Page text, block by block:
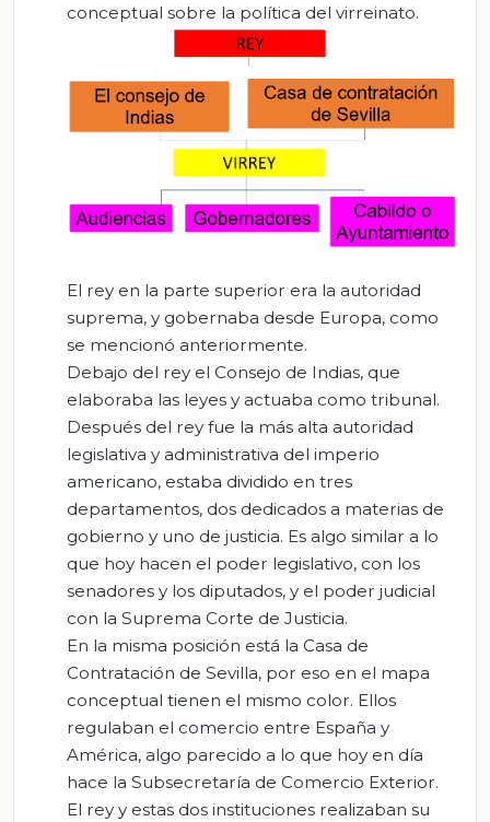
conceptual sobre la política del virreinato.
El rey en la parte superior era la autoridad
suprema, y gobernaba desde Europa, como
se mencionó anteriormente.
Debajo del rey el Consejo de Indias, que
elaboraba las leyes y actuaba como tribunal.
Después del rey fue la más alta autoridad
legislativa y administrativa del imperio
americano, estaba dividido en tres
departamentos, dos dedicados a materias de
gobierno y uno de justicia. Es algo similar a lo
que hoy hacen el poder legislativo, con los
senadores y los diputados, y el poder judicial
con la Suprema Corte de Justicia.
En la misma posición está la Casa de
Contratación de Sevilla, por eso en el mapa
conceptual tienen el mismo color. Ellos
regulaban el comercio entre España y
América, algo parecido a lo que hoy en día
hace la Subsecretaría de Comercio Exterior.
El rey y estas dos instituciones realizaban su